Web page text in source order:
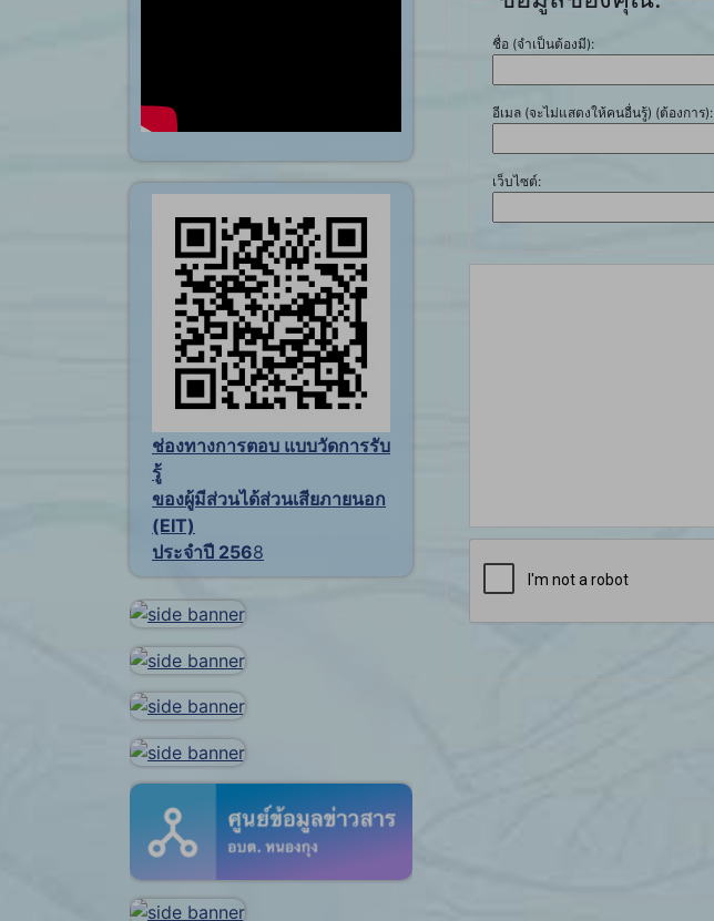
ช่องทางการตอบ แบบวัดการรับ
รู้
ของผู้มีส่วนได้ส่วนเสียภายนอก
(EIT)
ประจำปี 2568
ชื่อ (จำเป็นต้องมี):
อีเมล (จะไม่แสดงให้คนอื่นรู้) (ต้องการ):
เว็บไซต์: